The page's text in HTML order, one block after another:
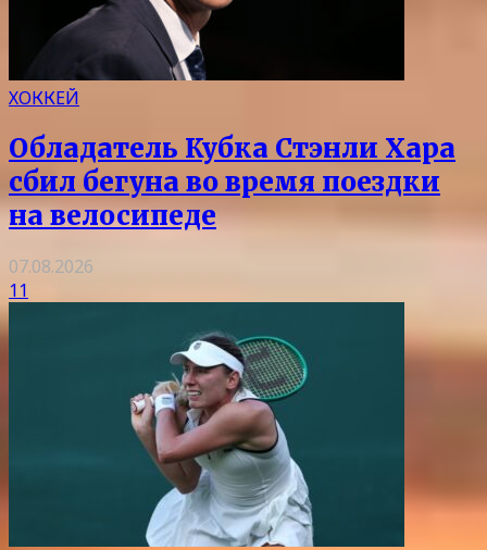
ХОККЕЙ
Обладатель Кубка Стэнли Хара
сбил бегуна во время поездки
на велосипеде
07.08.2026
11